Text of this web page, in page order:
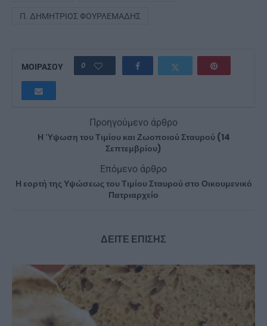
Π. ΔΗΜΉΤΡΙΟΣ ΦΟΥΡΛΕΜΆΔΗΣ
ΜΟΙΡΑΣΟΥ 0
Προηγούμενο άρθρο
Η Ύψωση του Τιμίου και Ζωοποιού Σταυρού (14
Σεπτεμβρίου)
Επόμενο άρθρο
Η εορτή της Υψώσεως του Τιμίου Σταυρού στο Οικουμενικό
Πατριαρχείο
ΔΕΙΤΕ ΕΠΙΣΗΣ